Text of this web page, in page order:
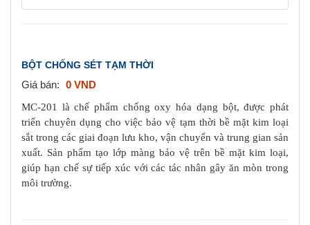
BỘT CHỐNG SÉT TẠM THỜI
Giá bán: 0 VND
MC-201 là chế phẩm chống oxy hóa dạng bột, được phát
triển chuyên dụng cho việc bảo vệ tạm thời bề mặt kim loại
sắt trong các giai đoạn lưu kho, vận chuyển và trung gian sản
xuất. Sản phẩm tạo lớp màng bảo vệ trên bề mặt kim loại,
giúp hạn chế sự tiếp xúc với các tác nhân gây ăn mòn trong
môi trường.